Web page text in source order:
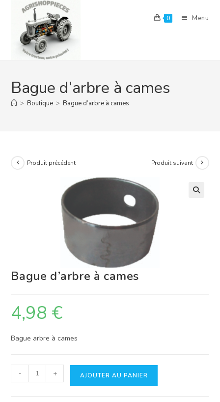
content
0 Menu
Bague d’arbre à cames
> Boutique > Bague d’arbre à cames
Produit précédent Produit suivant
Bague d’arbre à cames
4,98 €
Bague arbre à cames
quantité
de
- + AJOUTER AU PANIER